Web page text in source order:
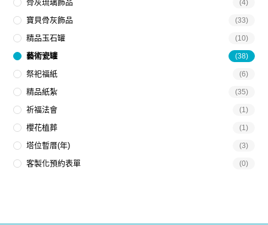
骨灰琉璃飾品 (4)
寶貝骨灰飾品 (33)
精品玉石罐 (10)
藝術瓷罐 (38)
祭祀福紙 (6)
精品紙紮 (35)
祈福法會 (1)
櫻花植葬 (1)
塔位暫厝(年) (3)
客製化預約表單 (0)